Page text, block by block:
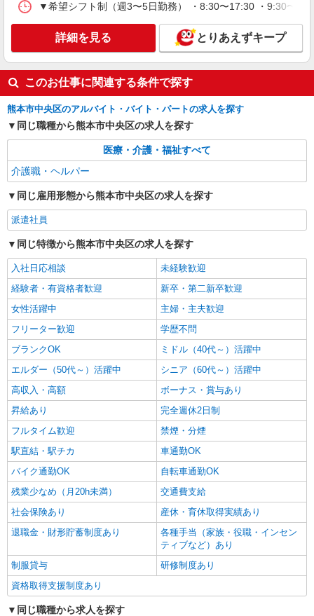
派遣社員
株式会社kotrio /●KM-H-1977605
熊本市中央区★シニア向け住宅での見守り・生
活サポートなど★
時給1450円〜2062円 ＜日払い有/週払い有/交
通費全支給(ガソリン代含む)＞
水前寺駅周辺 ≪車通勤OK≫
派遣社員
株式会社kotrio /●KM-H-2001641
熊本市中央区＊障がい児童施設の新規
STAFF★資格や経験を活かす
時給1250円〜 ＜資格や経験に応じて決定/交
通費全支給(ガソリン代含む)＞
熊本市中央区
キープ 詳細を見る
派遣社員
株式会社kotrio /●KM-H-2068010
熊本市中央区｜まずは送迎業務で活躍しよう◎
デイサービスSTAFF
時給1450円〜2062円 ＜日払い有/週払い有/交
通費全支給(ガソリン代含む)＞
熊本市中央区内
キープ 詳細を見る
▼希望シフト制（週3〜5日勤務） ・8:30〜17:30 ・9:30〜
詳細を見る とりあえずキープ
このお仕事に関連する条件で探す
熊本市中央区のアルバイト・バイト・パートの求人を探す
同じ職種から熊本市中央区の求人を探す
医療・介護・福祉すべて
介護職・ヘルパー
同じ雇用形態から熊本市中央区の求人を探す
派遣社員
同じ特徴から熊本市中央区の求人を探す
入社日応相談
未経験歓迎
経験者・有資格者歓迎
新卒・第二新卒歓迎
女性活躍中
主婦・主夫歓迎
フリーター歓迎
学歴不問
ブランクOK
ミドル（40代～）活躍中
エルダー（50代～）活躍中
シニア（60代～）活躍中
高収入・高額
ボーナス・賞与あり
昇給あり
完全週休2日制
フルタイム歓迎
禁煙・分煙
駅直結・駅チカ
車通勤OK
バイク通勤OK
自転車通勤OK
残業少なめ（月20h未満）
交通費支給
社会保険あり
産休・育休取得実績あり
退職金・財形貯蓄制度あり
各種手当（家族・役職・インセン
ティブなど）あり
制服貸与
研修制度あり
資格取得支援制度あり
同じ職種から求人を探す